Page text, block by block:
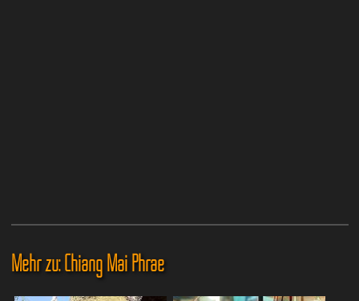
Mehr zu: Chiang Mai Phrae